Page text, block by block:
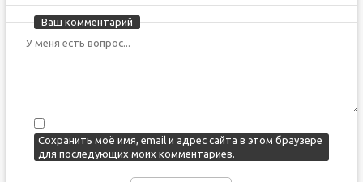
Ваш комментарий
Сохранить моё имя, email и адрес сайта в этом браузере
для последующих моих комментариев.